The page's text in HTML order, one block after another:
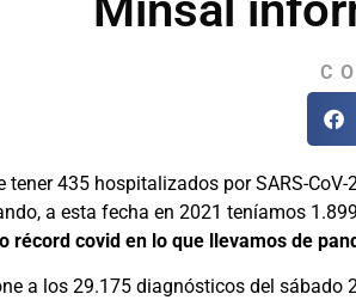
tener 435 hospitalizados por SARS-
a esta fecha en 2021 teníamos
récord covid en lo que llevamos de
a los 29.175 diagnósticos del sábado